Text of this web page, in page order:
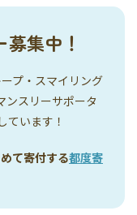
集中！
プ・スマイリング
ンスリーサポータ
ています！
て寄付する都度寄